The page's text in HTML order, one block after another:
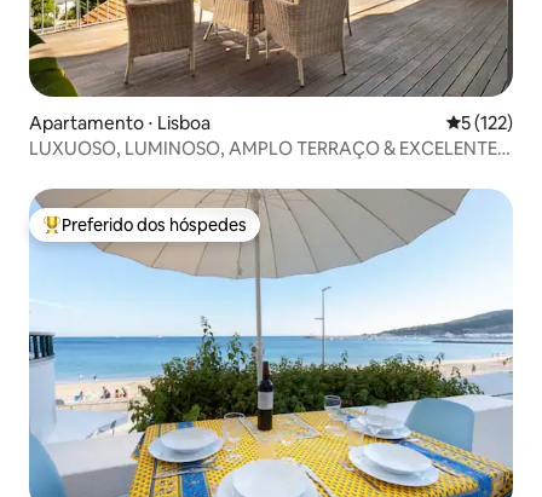
Apartamento ⋅ Lisboa 5 de uma
5 (122)
LUXUOSO, LUMINOSO, AMPLO TERRAÇO & EXCELENTE
Entre os melhores preferidos dos hóspedes
Preferido dos hóspedes